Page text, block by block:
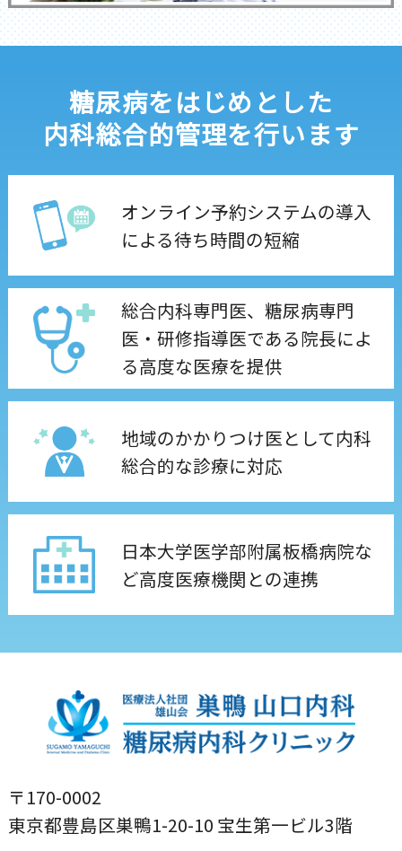
糖尿病をはじめとした
内科総合的管理を行います
オンライン予約システムの導入
による待ち時間の短縮
総合内科専門医、糖尿病専門
医・研修指導医である院長によ
る高度な医療を提供
地域のかかりつけ医として内科
総合的な診療に対応
日本大学医学部附属板橋病院な
ど高度医療機関との連携
〒170-0002
東京都豊島区巣鴨1-20-10 宝生第一ビル3階